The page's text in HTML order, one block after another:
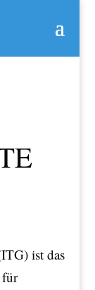
ist das
für